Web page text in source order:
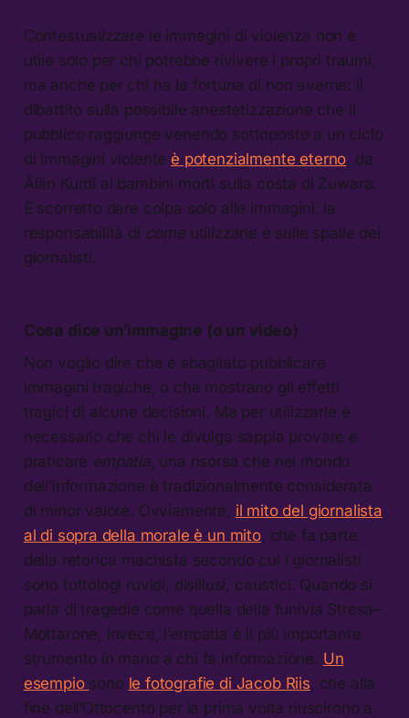
Contestualizzare le immagini di violenza non è
utile solo per chi potrebbe rivivere i propri traumi,
ma anche per chi ha la fortuna di non averne: il
dibattito sulla possibile anestetizzazione che il
pubblico raggiunge venendo sottoposto a un ciclo
di immagini violente è potenzialmente eterno, da
Ālān Kurdî ai bambini morti sulla costa di Zuwara.
È scorretto dare colpa solo alle immagini: la
responsabilità di come utilizzarle è sulle spalle dei
giornalisti.
Cosa dice un’immagine (o un video)
Non voglio dire che è sbagliato pubblicare
immagini tragiche, o che mostrano gli effetti
tragici di alcune decisioni. Ma per utilizzarle è
necessario che chi le divulga sappia provare e
praticare empatia, una risorsa che nel mondo
dell’informazione è tradizionalmente considerata
di minor valore. Ovviamente, il mito del giornalista
al di sopra della morale è un mito, che fa parte
della retorica machista secondo cui i giornalisti
sono tuttologi ruvidi, disillusi, caustici. Quando si
parla di tragedie come quella della funivia Stresa–
Mottarone, invece, l’empatia è il più importante
strumento in mano a chi fa informazione. Un
esempio sono le fotografie di Jacob Riis, che alla
fine dell’Ottocento per la prima volta riuscirono a